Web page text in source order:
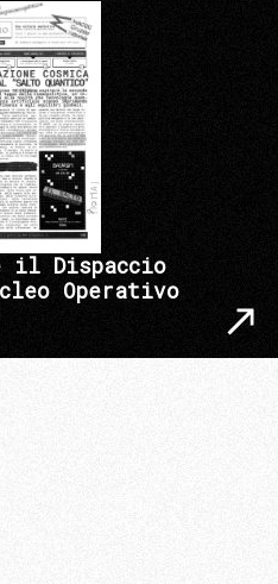
il Dispaccio
Operativo